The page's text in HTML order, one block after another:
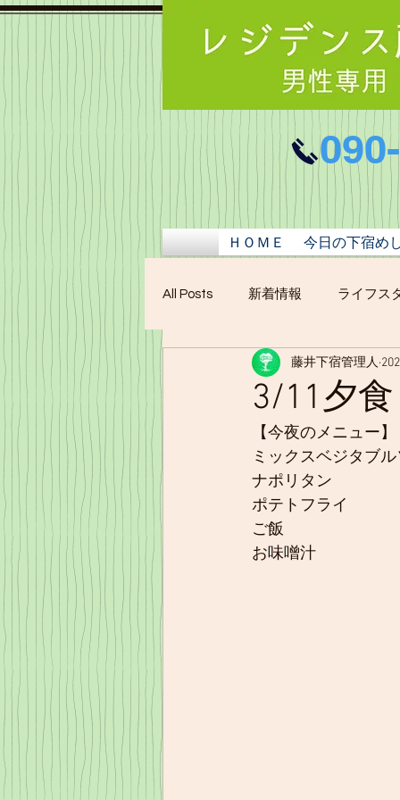
ＨＯＭＥ 今日の下宿め
All Posts 新着情報 ライフス
3/11夕食
藤井下宿管理人
【今夜のメニュー】
ミックスベジタブ
ナポリタン
ポテトフライ
ご飯
お味噌汁